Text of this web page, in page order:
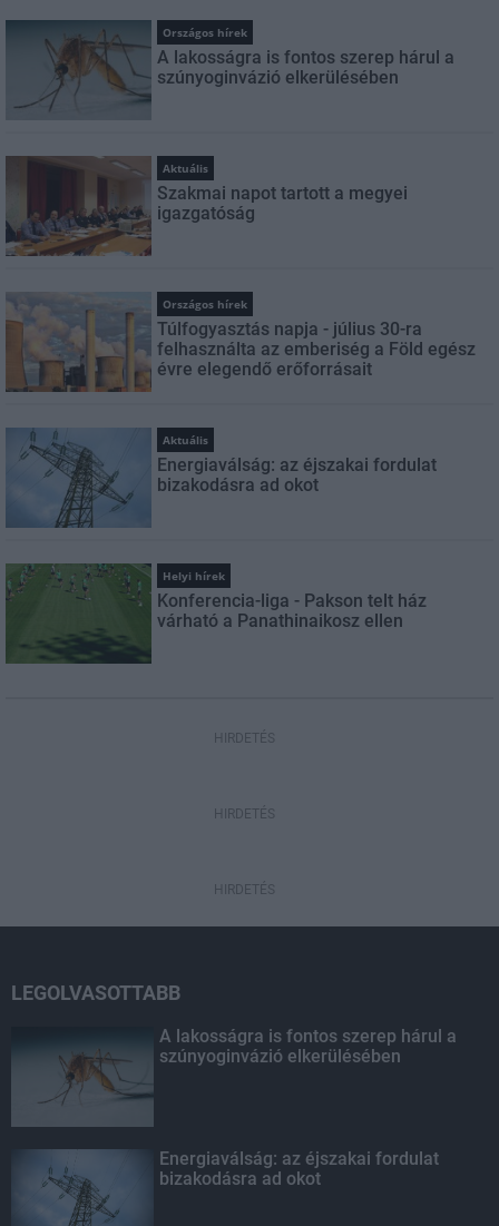
Országos hírek
A lakosságra is fontos szerep hárul a
szúnyoginvázió elkerülésében
Aktuális
Szakmai napot tartott a megyei
igazgatóság
Országos hírek
Túlfogyasztás napja - július 30-ra
felhasználta az emberiség a Föld egész
évre elegendő erőforrásait
Aktuális
Energiaválság: az éjszakai fordulat
bizakodásra ad okot
Helyi hírek
Konferencia-liga - Pakson telt ház
várható a Panathinaikosz ellen
HIRDETÉS
HIRDETÉS
HIRDETÉS
LEGOLVASOTTABB
A lakosságra is fontos szerep hárul a
szúnyoginvázió elkerülésében
Energiaválság: az éjszakai fordulat
bizakodásra ad okot